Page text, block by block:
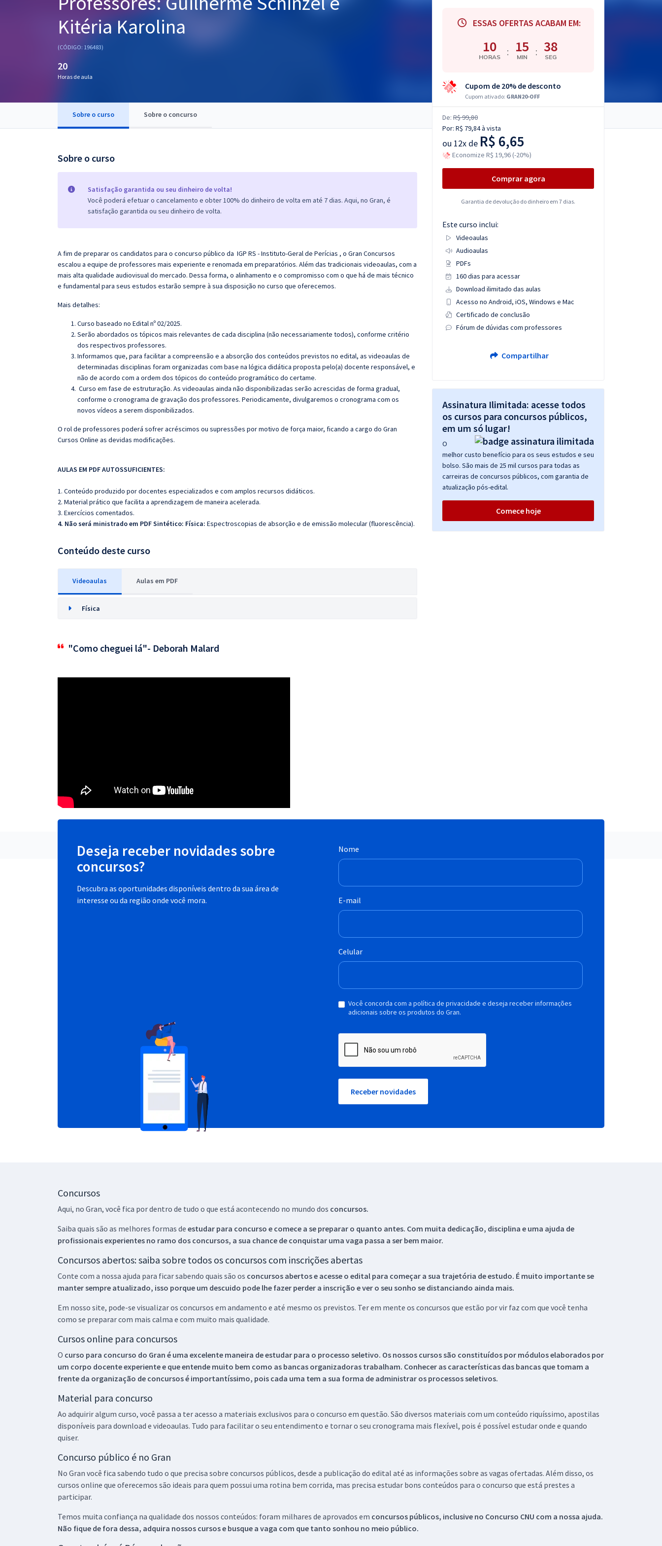
Questões grátis
Kitéria Karolina
(CÓDIGO: 196483)
20
Horas de aula
Sobre o curso Sobre o concurso
Sobre o curso
Satisfação garantida ou seu dinheiro de volta!
Você poderá efetuar o cancelamento e obter 100% do dinheiro de volta em até 7 dias. Aqui, no Gran, é
satisfação garantida ou seu dinheiro de volta.
A fim de preparar os candidatos para o concurso público da IGP RS - Instituto-Geral de Perícias , o Gran Concursos
escalou a equipe de professores mais experiente e renomada em preparatórios. Além das tradicionais videoaulas, com a
mais alta qualidade audiovisual do mercado. Dessa forma, o alinhamento e o compromisso com o que há de mais técnico
e fundamental para seus estudos estarão sempre à sua disposição no curso que oferecemos.
Mais detalhes:
Curso baseado no Edital nº 02/2025.
Serão abordados os tópicos mais relevantes de cada disciplina (não necessariamente todos), conforme critério
dos respectivos professores.
Informamos que, para facilitar a compreensão e a absorção dos conteúdos previstos no edital, as videoaulas de
determinadas disciplinas foram organizadas com base na lógica didática proposta pelo(a) docente responsável, e
não de acordo com a ordem dos tópicos do conteúdo programático do certame.
Curso em fase de estruturação. As videoaulas ainda não disponibilizadas serão acrescidas de forma gradual,
conforme o cronograma de gravação dos professores. Periodicamente, divulgaremos o cronograma com os
novos vídeos a serem disponibilizados.
O rol de professores poderá sofrer acréscimos ou supressões por motivo de força maior, ficando a cargo do Gran
Cursos Online as devidas modificações.
AULAS EM PDF AUTOSSUFICIENTES:
1. Conteúdo produzido por docentes especializados e com amplos recursos didáticos.
2. Material prático que facilita a aprendizagem de maneira acelerada.
3. Exercícios comentados.
4. Não será ministrado em PDF Sintético: Física: Espectroscopias de absorção e de emissão molecular (fluorescência).
Conteúdo deste curso
Videoaulas Aulas em PDF
Física
"Como cheguei lá"- Deborah Malard
ESSAS OFERTAS ACABAM EM:
10
HORAS : 15
MIN : 37
SEG
Cupom de 20% de desconto
Cupom ativado: GRAN20-OFF
De: R$ 99,80
Por: R$ 79,84à vista
ou 12x de R$ 6,65
Economize R$ 19,96 (-20%)
Comprar agora
Garantia de devolução do dinheiro em 7 dias.
Este curso inclui:
Videoaulas
Audioaulas
PDFs
160 dias para acessar
Download ilimitado das aulas
Acesso no Android, iOS, Windows e Mac
Certificado de conclusão
Fórum de dúvidas com professores
Compartilhar
Assinatura Ilimitada: acesse todos
os cursos para concursos públicos,
em um só lugar!
O
melhor custo benefício para os seus estudos e seu
bolso. São mais de 25 mil cursos para todas as
carreiras de concursos públicos, com garantia de
atualização pós-edital.
Comece hoje
Deseja receber novidades sobre
concursos?
Descubra as oportunidades disponíveis dentro da sua área de
interesse ou da região onde você mora.
Nome
E-mail
Celular
Você concorda com a política de privacidade e deseja receber informações
adicionais sobre os produtos do Gran.
Receber novidades
Concursos
Aqui, no Gran, você fica por dentro de tudo o que está acontecendo no mundo dos concursos.
Saiba quais são as melhores formas de estudar para concurso e comece a se preparar o quanto antes. Com muita dedicação, disciplina e uma ajuda de
profissionais experientes no ramo dos concursos, a sua chance de conquistar uma vaga passa a ser bem maior.
Concursos abertos: saiba sobre todos os concursos com inscrições abertas
Conte com a nossa ajuda para ficar sabendo quais são os concursos abertos e acesse o edital para começar a sua trajetória de estudo. É muito importante se
manter sempre atualizado, isso porque um descuido pode lhe fazer perder a inscrição e ver o seu sonho se distanciando ainda mais.
Em nosso site, pode-se visualizar os concursos em andamento e até mesmo os previstos. Ter em mente os concursos que estão por vir faz com que você tenha
como se preparar com mais calma e com muito mais qualidade.
Cursos online para concursos
O curso para concurso do Gran é uma excelente maneira de estudar para o processo seletivo. Os nossos cursos são constituídos por módulos elaborados por
um corpo docente experiente e que entende muito bem como as bancas organizadoras trabalham. Conhecer as características das bancas que tomam a
frente da organização de concursos é importantíssimo, pois cada uma tem a sua forma de administrar os processos seletivos.
Material para concurso
Ao adquirir algum curso, você passa a ter acesso a materiais exclusivos para o concurso em questão. São diversos materiais com um conteúdo riquíssimo, apostilas
disponíveis para download e videoaulas. Tudo para facilitar o seu entendimento e tornar o seu cronograma mais flexível, pois é possível estudar onde e quando
quiser.
Concurso público é no Gran
No Gran você fica sabendo tudo o que precisa sobre concursos públicos, desde a publicação do edital até as informações sobre as vagas ofertadas. Além disso, os
cursos online que oferecemos são ideais para quem possui uma rotina bem corrida, mas precisa estudar bons conteúdos para o concurso que está prestes a
participar.
Temos muita confiança na qualidade dos nossos conteúdos: foram milhares de aprovados em concursos públicos, inclusive no Concurso CNU com a nossa ajuda.
Não fique de fora dessa, adquira nossos cursos e busque a vaga com que tanto sonhou no meio público.